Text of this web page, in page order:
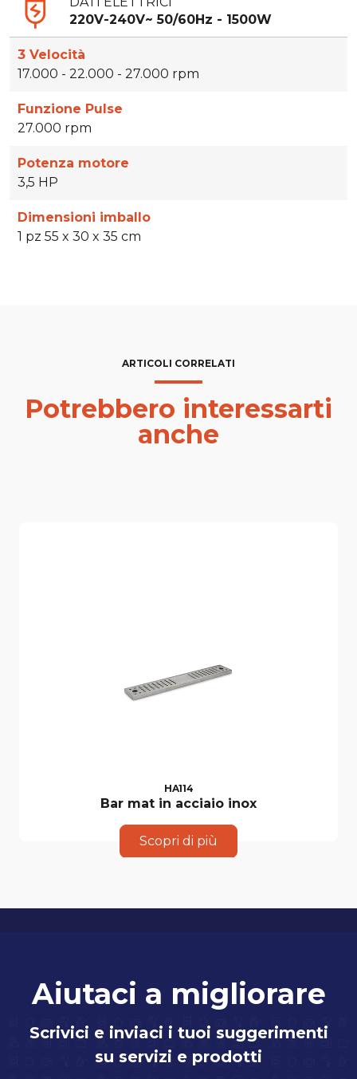
220V-240V~ 50/60Hz - 1500W
3 Velocità
17.000 - 22.000 - 27.000 rpm
Funzione Pulse
27.000 rpm
Potenza motore
3,5 HP
Dimensioni imballo
1 pz 55 x 30 x 35 cm
ARTICOLI CORRELATI
Potrebbero interessarti
anche
HA114
Bar mat in acciaio inox
Scopri di più
Aiutaci a migliorare
Scrivici e inviaci i tuoi suggerimenti
su servizi e prodotti